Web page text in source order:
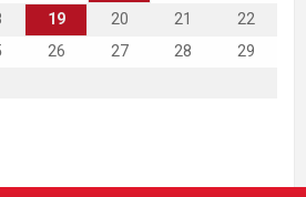
19 20 21
22
26 27 28
29